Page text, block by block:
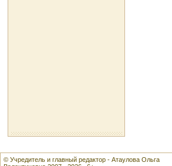
© Учредитель и главный редактор - Атаулова Ольга